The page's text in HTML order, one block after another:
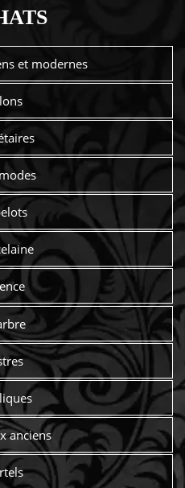
et modernes
anciens